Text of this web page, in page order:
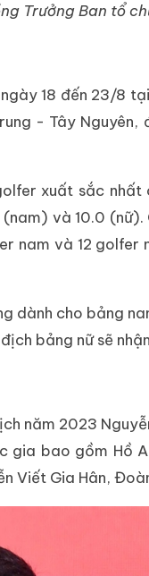
Trưởng Ban tổ
18 đến 23/8 tại
- Tây
xuất sắc
và 10.0
nam và 12
dành cho bảng
bảng nữ sẽ
năm 2023
bao gồm Hồ
Viết Gia Hân,